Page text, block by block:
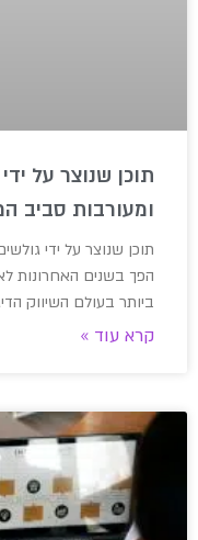
תוכן שנוצר על
ומעורבות סביב
הפך בשנים האחרונות
ביותר בעולם השיווק
קרא עוד »